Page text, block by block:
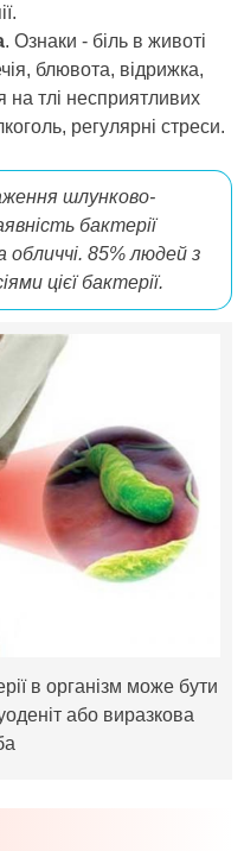
. Ознаки - біль в животі
блювота, відрижка,
на тлі несприятливих
регулярні стреси.
шлунково-
бактерії
85% людей з
цієї бактерії.
в організм може бути
або виразкова